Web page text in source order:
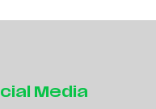
Media